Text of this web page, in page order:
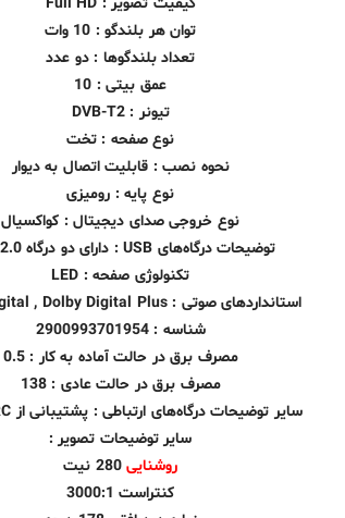
توان هر بلندگو : 10 وات
تعداد بلندگوها : دو عدد
عمق بیتی : 10
تیونر : DVB-T2
نوع صفحه : تخت
نحوه نصب : قابلیت اتصال به دیوار
نوع پایه : رومیزی
نوع خروجی صدای دیجیتال : کواکسیال
توضیحات درگاه‌های USB : دارای دو درگاه USB 2.0
تکنولوژی صفحه : LED
استانداردهای صوتی : Dolby Digital , Dolby Digital Plus
شناسه : 2900993701954
مصرف برق در حالت آماده به کار : 0.5
مصرف برق در حالت عادی : 138
سایر توضیحات درگاه‌های ارتباطی : پشتیبانی از CEC / ARC
سایر توضیحات تصویر :
روشنایی 280 نیت
کنتراست 3000:1